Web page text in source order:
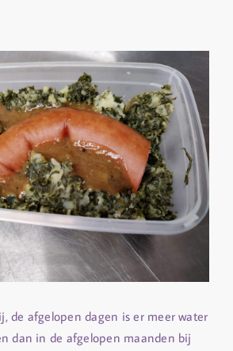
de afgelopen dagen is er meer water
dan in de afgelopen maanden bij